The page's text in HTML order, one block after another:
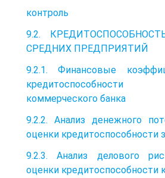
контроль
9.2.
СРЕДНИХ ПРЕДПРИЯТИЙ
9.2.1. Финансовые
коммерческого банка
9.2.2. Анализ денежного
оценки кредитоспособности
9.2.3. Анализ делового
оценки кредитоспособности